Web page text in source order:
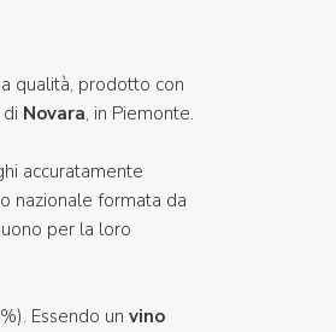
qualità, prodotto con
Novara, in Piemonte.
accuratamente
nazionale formata da
per la loro
Essendo un vino